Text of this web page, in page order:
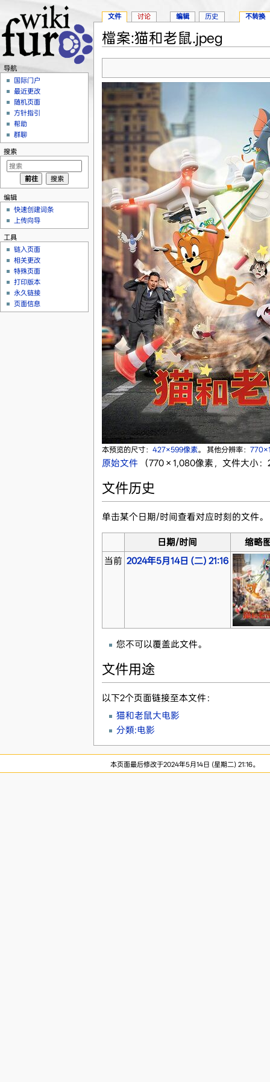
檔案:猫和老鼠.jpeg
本预览的尺寸： 427×599像素。 其他分辨率：
原始文件‎ （770 × 1,080像素，文件大小
文件历史
单击某个日期/时间查看对应时刻的文件。
日期/时间
缩略
当前 2024年5月14日 (二) 21:16
您不可以覆盖此文件。
文件用途
以下2个页面链接至本文件：
猫和老鼠大电影
分類:电影
文件 讨论 编辑 历史 不转换
导航
国际门户
最近更改
随机页面
方针指引
帮助
群聊
搜索
编辑
快速创建词条
上传向导
工具
链入页面
相关更改
特殊页面
打印版本
永久链接
页面信息
本页面最后修改于2024年5月14日 (星期二) 21:16。